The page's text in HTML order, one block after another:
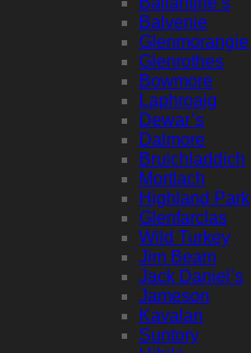
Balvenie
Glenmorangie
Glenrothes
Bowmore
Laphroaig
Dewar’s
Dalmore
Bruichladdich
Mortlach
Highland Park
Glenfarclas
Wild Turkey
Jim Beam
Jack Daniel’s
Jameson
Kavalan
Suntory